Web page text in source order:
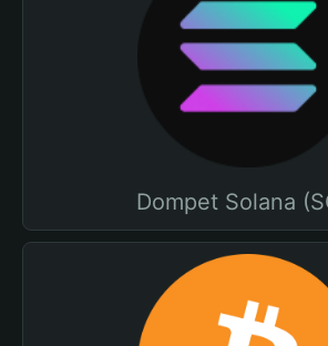
Dompet Solana